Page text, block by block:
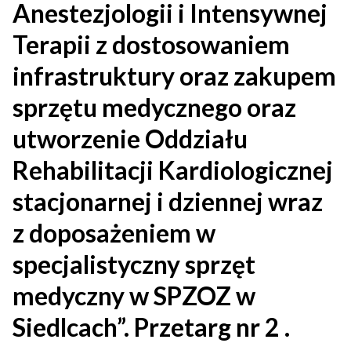
Anestezjologii i Intensywnej
Terapii z dostosowaniem
infrastruktury oraz zakupem
sprzętu medycznego oraz
utworzenie Oddziału
Rehabilitacji Kardiologicznej
stacjonarnej i dziennej wraz
z doposażeniem w
specjalistyczny sprzęt
medyczny w SPZOZ w
Siedlcach”. Przetarg nr 2 .